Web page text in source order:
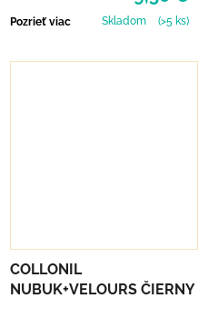
Pozrieť viac Skladom (>5 ks)
COLLONIL
NUBUK+VELOURS ČIERNY